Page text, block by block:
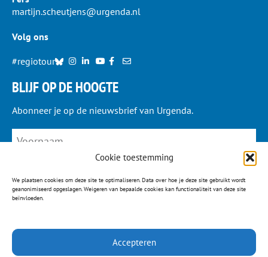
Cookie toestemming
We plaatsen cookies om deze site te optimaliseren. Data over hoe je deze site gebruikt wordt
geanonimiseerd opgeslagen. Weigeren van bepaalde cookies kan functionaliteit van deze site
beïnvloeden.
Accepteren
martijn.scheutjens@urgenda.nl
Volg ons
#regiotour
BLIJF OP DE HOOGTE
Abonneer je op de nieuwsbrief van Urgenda.
JA, IK MELD ME AAN